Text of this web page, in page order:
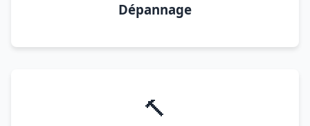
Dépannage
🔨